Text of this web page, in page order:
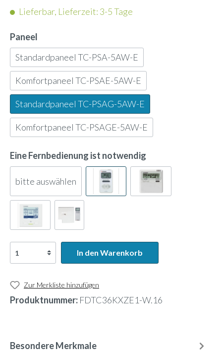
Lieferbar, Lieferzeit: 3-5 Tage
Paneel
Standardpaneel TC-PSA-5AW-E
Komfortpaneel TC-PSAE-5AW-E
Standardpaneel TC-PSAG-5AW-E
Komfortpaneel TC-PSAGE-5AW-E
Eine Fernbedienung ist notwendig
bitte auswählen
In den Warenkorb
Zur Merkliste hinzufügen
Produktnummer: FDTC36KXZE1-W.16
Besondere Merkmale